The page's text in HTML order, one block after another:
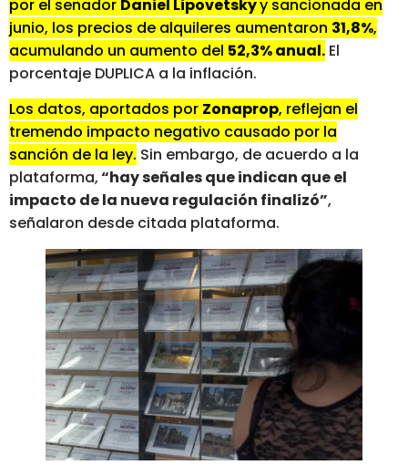
por el senador Daniel Lipovetskyy sancionada en
junio, los precios de alquileres aumentaron 31,8%,
acumulando un aumento del 52,3% anual. El
porcentaje DUPLICA a la inflación.
Los datos, aportados por Zonaprop, reflejan el
tremendo impacto negativo causado por la
sanción de la ley. Sin embargo, de acuerdo a la
plataforma,“hay señales que indican que el
impacto de la nueva regulación finalizó”,
señalaron desde citada plataforma.